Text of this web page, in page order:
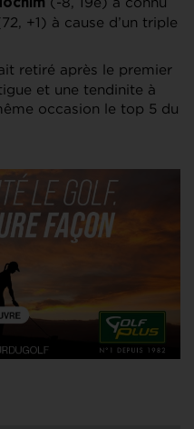
+1) à cause d’un triple
retiré après le premier
et une tendinite à
occasion le top 5 du